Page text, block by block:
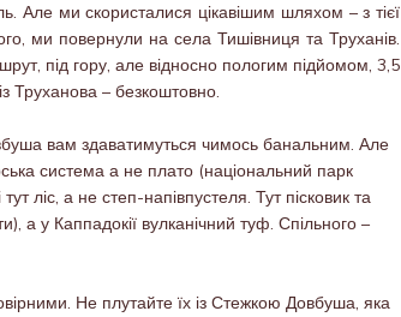
Але ми скористалися цікавішим шляхом – з тієї
ми повернули на села Тишівниця та Труханів.
під гору, але відносно пологим підйомом, 3,5
Труханова – безкоштовно.
вам здаватимуться чимось банальним. Але
система а не плато (національний парк
ліс, а не степ-напівпустеля. Тут пісковик та
а у Каппадокії вулканічний туф. Спільного –
Не плутайте їх із Стежкою Довбуша, яка